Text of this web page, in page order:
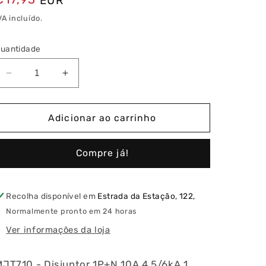
incluído.
Diminuir
a
quantidade
Disjuntor
4,5/6kA
Módulo
Aumentar
a
quantidade
de
Disjuntor
10A
4,5/6kA
Módulo
Adicionar ao carrinho
Compre já!
Recolha disponível em Estrada da Estação, 122,
Normalmente pronto em 24 horas
Ver informações da loja